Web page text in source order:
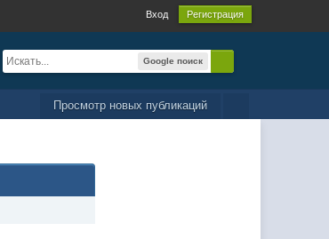
Вход Регистрация
Google поиск
Просмотр новых публикаций